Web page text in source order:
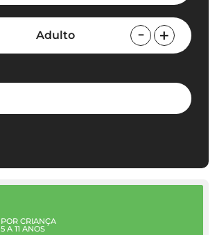
Adulto
POR CRIANÇA
5 A 11 ANOS